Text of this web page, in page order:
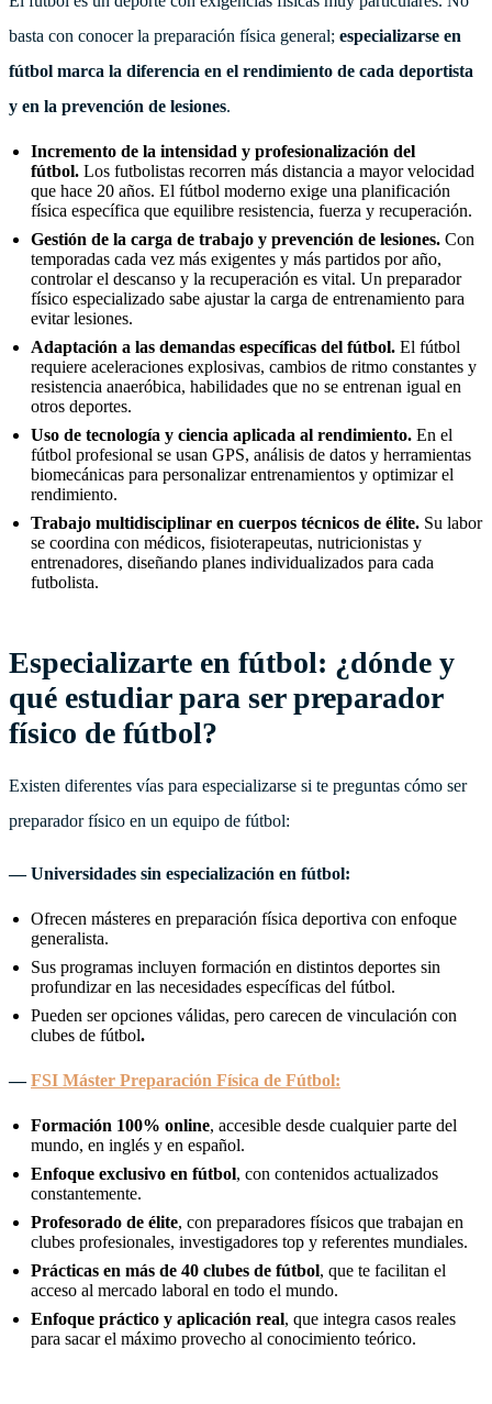
basta con conocer la preparación física general; especializarse en
fútbol marca la diferencia en el rendimiento de cada deportista
y en la prevención de lesiones.
Incremento de la intensidad y profesionalización del
fútbol. Los futbolistas recorren más distancia a mayor velocidad
que hace 20 años. El fútbol moderno exige una planificación
física específica que equilibre resistencia, fuerza y recuperación.
Gestión de la carga de trabajo y prevención de lesiones. Con
temporadas cada vez más exigentes y más partidos por año,
controlar el descanso y la recuperación es vital. Un preparador
físico especializado sabe ajustar la carga de entrenamiento para
evitar lesiones.
Adaptación a las demandas específicas del fútbol. El fútbol
requiere aceleraciones explosivas, cambios de ritmo constantes y
resistencia anaeróbica, habilidades que no se entrenan igual en
otros deportes.
Uso de tecnología y ciencia aplicada al rendimiento. En el
fútbol profesional se usan GPS, análisis de datos y herramientas
biomecánicas para personalizar entrenamientos y optimizar el
rendimiento.
Trabajo multidisciplinar en cuerpos técnicos de élite. Su labor
se coordina con médicos, fisioterapeutas, nutricionistas y
entrenadores, diseñando planes individualizados para cada
futbolista.
Especializarte en fútbol: ¿dónde y
qué estudiar para ser preparador
físico de fútbol?
Existen diferentes vías para especializarse si te preguntas cómo ser
preparador físico en un equipo de fútbol:
— Universidades sin especialización en fútbol:
Ofrecen másteres en preparación física deportiva con enfoque
generalista.
Sus programas incluyen formación en distintos deportes sin
profundizar en las necesidades específicas del fútbol.
Pueden ser opciones válidas, pero carecen de vinculación con
clubes de fútbol.
—FSI Máster Preparación Física de Fútbol:
Formación 100% online, accesible desde cualquier parte del
mundo, en inglés y en español.
Enfoque exclusivo en fútbol, con contenidos actualizados
constantemente.
Profesorado de élite, con preparadores físicos que trabajan en
clubes profesionales, investigadores top y referentes mundiales.
Prácticas en más de 40 clubes de fútbol, que te facilitan el
acceso al mercado laboral en todo el mundo.
Enfoque práctico y aplicación real, que integra casos reales
para sacar el máximo provecho al conocimiento teórico.